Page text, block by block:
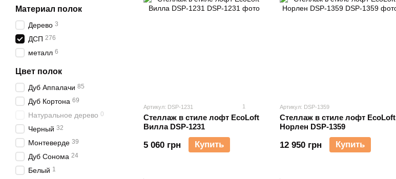
Артикул: DSP-1231 1
Стеллаж в стиле лофт EcoLoft
Вилла DSP-1231
5 060 грн Купить
Артикул: DSP-1359
Стеллаж в стиле лофт EcoLoft
Норлен DSP-1359
12 950 грн Купить
Материал полок
Дерево 3
ДСП 276
металл 6
Цвет полок
Дуб Аппалачи 85
Дуб Кортона 69
Натуральное дерево 0
Черный 32
Монтеверде 39
Дуб Сонома 24
Белый 1